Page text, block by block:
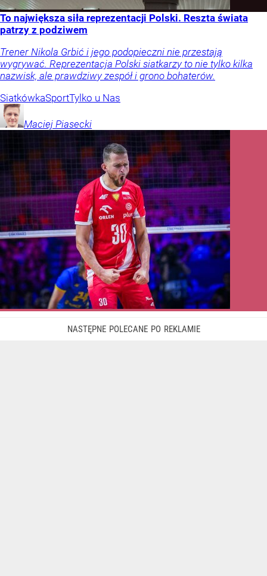
To największa siła reprezentacji Polski. Reszta świata
patrzy z podziwem
Trener Nikola Grbić i jego podopieczni nie przestają
wygrywać. Reprezentacja Polski siatkarzy to nie tylko kilka
nazwisk, ale prawdziwy zespół i grono bohaterów.
SiatkówkaSportTylko u Nas
Maciej Piasecki